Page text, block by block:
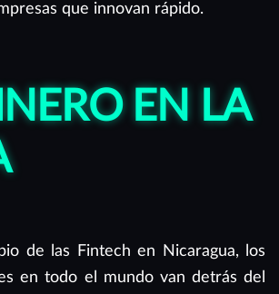
que innovan rápido.
EN LA
de las Fintech en Nicaragua, los
en todo el mundo van detrás del